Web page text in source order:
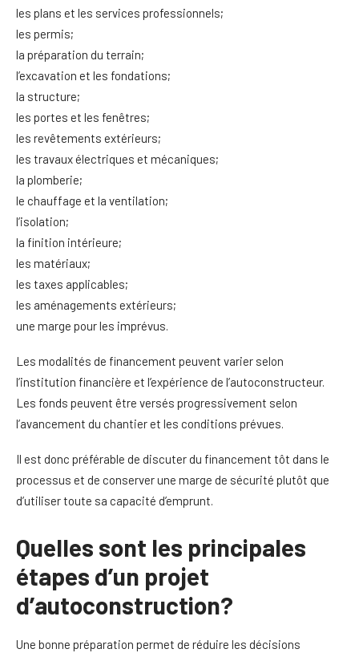
les plans et les services professionnels;
les permis;
la préparation du terrain;
l’excavation et les fondations;
la structure;
les portes et les fenêtres;
les revêtements extérieurs;
les travaux électriques et mécaniques;
la plomberie;
le chauffage et la ventilation;
l’isolation;
la finition intérieure;
les matériaux;
les taxes applicables;
les aménagements extérieurs;
une marge pour les imprévus.
Les modalités de financement peuvent varier selon
l’institution financière et l’expérience de l’autoconstructeur.
Les fonds peuvent être versés progressivement selon
l’avancement du chantier et les conditions prévues.
Il est donc préférable de discuter du financement tôt dans le
processus et de conserver une marge de sécurité plutôt que
d’utiliser toute sa capacité d’emprunt.
Quelles sont les principales
étapes d’un projet
d’autoconstruction?
Une bonne préparation permet de réduire les décisions